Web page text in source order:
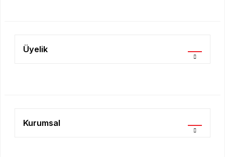
Üyelik
Kurumsal